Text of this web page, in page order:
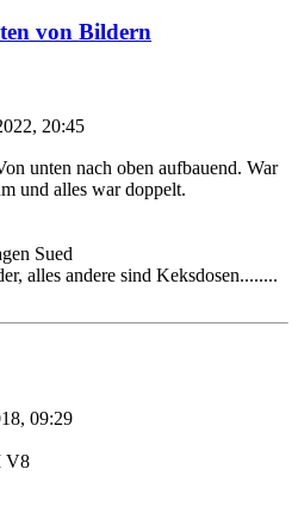
von Bildern
20:45
unten nach oben aufbauend. War
und alles war doppelt.
Sued
alles andere sind Keksdosen........
09:29
V8